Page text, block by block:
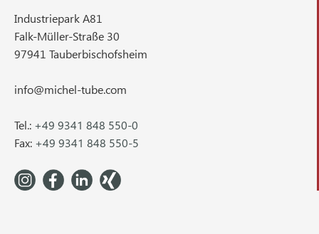
Industriepark A81
Falk-Müller-Straße 30
97941 Tauberbischofsheim
info@michel-tube.com
Tel.: +49 9341 848 550-0
Fax: +49 9341 848 550-5